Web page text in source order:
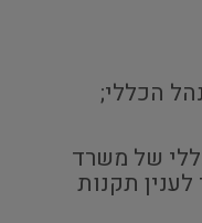
הכללי;
של משרד
תקנות